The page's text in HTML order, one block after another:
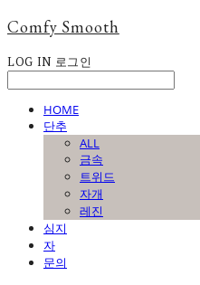
Comfy Smooth
LOG IN 로그인
HOME
단추
ALL
금속
트위드
자개
레진
심지
자
문의